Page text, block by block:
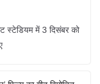
स्टेडियम में 3 दिसंबर को